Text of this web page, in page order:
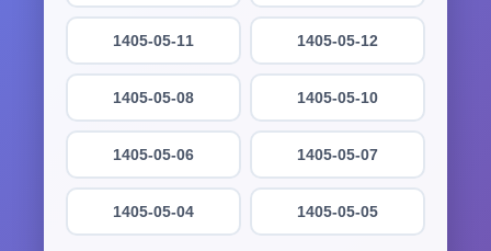
1405-05-12
1405-05-11
1405-05-10
1405-05-08
1405-05-07
1405-05-06
1405-05-05
1405-05-04